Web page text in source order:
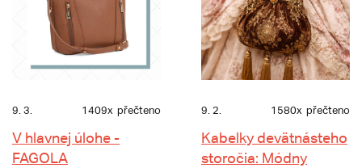
9. 3. 1409x přečteno
V hlavnej úlohe -
FAGOLA
9. 2. 1580x přečteno
Kabelky devätnásteho
storočia: Módny